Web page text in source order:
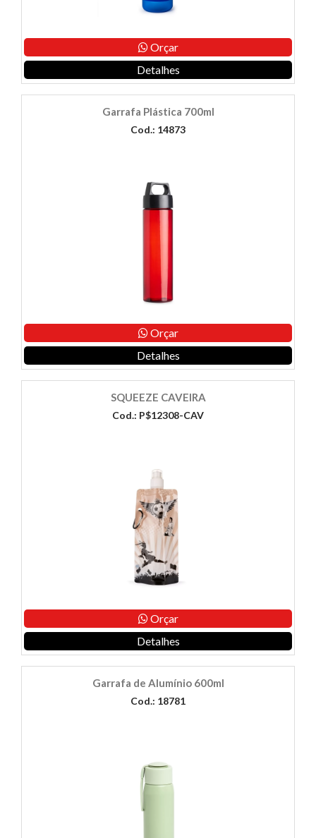
Orçar
Detalhes
Garrafa Plástica 700ml
Cod.: 14873
Orçar
Detalhes
SQUEEZE CAVEIRA
Cod.: P$12308-CAV
Orçar
Detalhes
Garrafa de Alumínio 600ml
Cod.: 18781